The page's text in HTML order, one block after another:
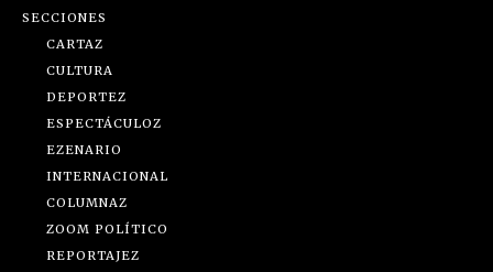
SECCIONES
CARTAZ
CULTURA
DEPORTEZ
ESPECTÁCULOZ
EZENARIO
INTERNACIONAL
COLUMNAZ
ZOOM POLÍTICO
REPORTAJEZ